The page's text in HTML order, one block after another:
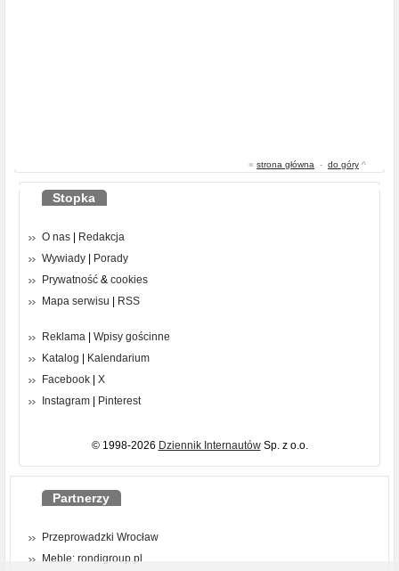
« strona główna - do góry ^
Stopka
O nas
Redakcja
Wywiady
Porady
Prywatność & cookies
Mapa serwisu
RSS
Reklama
Wpisy gościnne
Katalog
Kalendarium
Facebook
X
Instagram
Pinterest
© 1998-2026 Dziennik InternautówSp. z o.o.
Partnerzy
Przeprowadzki Wrocław
Meble: rondigroup.pl